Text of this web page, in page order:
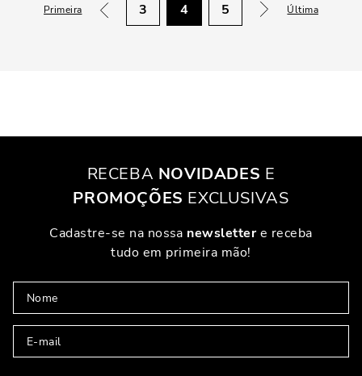
Primeira 3 4 5 Última
RECEBA NOVIDADES E
PROMOÇÕES EXCLUSIVAS
Cadastre-se na nossa newslettere receba
tudo em primeira mão!